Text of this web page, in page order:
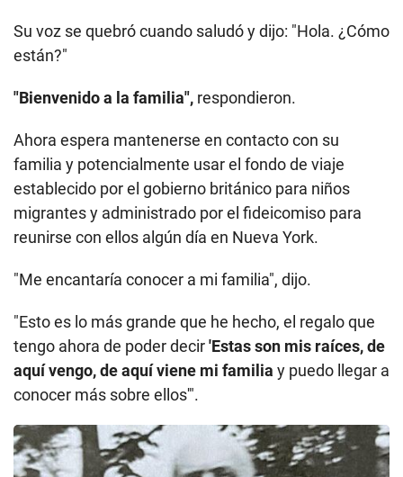
Su voz se quebró cuando saludó y dijo: "Hola. ¿Cómo
están?"
"Bienvenido a la familia", respondieron.
Ahora espera mantenerse en contacto con su
familia y potencialmente usar el fondo de viaje
establecido por el gobierno británico para niños
migrantes y administrado por el fideicomiso para
reunirse con ellos algún día en Nueva York.
"Me encantaría conocer a mi familia", dijo.
"Esto es lo más grande que he hecho, el regalo que
tengo ahora de poder decir'Estas son mis raíces, de
aquí vengo, de aquí viene mi familia y puedo llegar a
conocer más sobre ellos'".